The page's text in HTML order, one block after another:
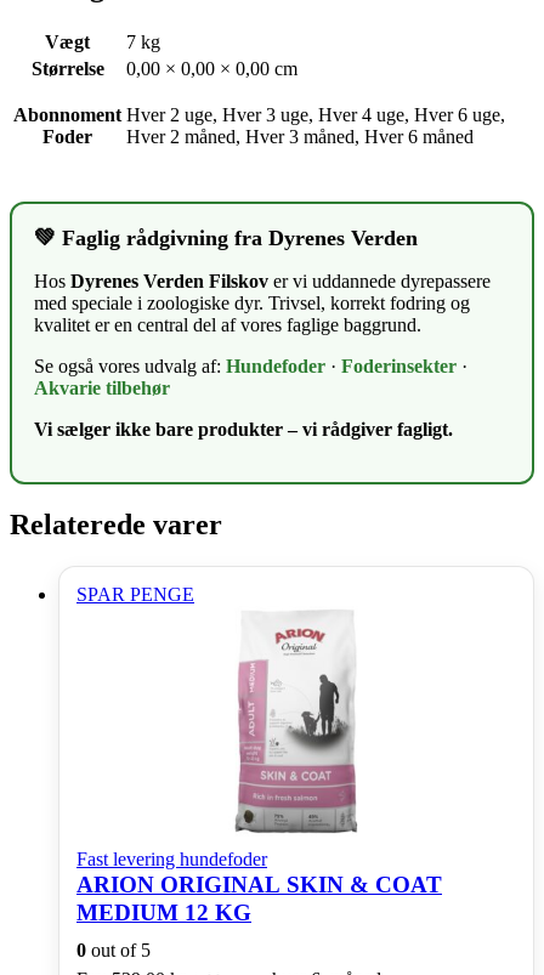
Vægt
7 kg
Størrelse
0,00 × 0,00 × 0,00 cm
Abonnoment
Foder
Hver 2 uge, Hver 3 uge, Hver 4 uge, Hver 6 uge,
Hver 2 måned, Hver 3 måned, Hver 6 måned
💚 Faglig rådgivning fra Dyrenes Verden
Hos Dyrenes Verden Filskov er vi uddannede dyrepassere
med speciale i zoologiske dyr. Trivsel, korrekt fodring og
kvalitet er en central del af vores faglige baggrund.
Se også vores udvalg af: Hundefoder · Foderinsekter ·
Akvarie tilbehør
Vi sælger ikke bare produkter – vi rådgiver fagligt.
Relaterede varer
SPAR PENGE
Fast levering hundefoder
ARION ORIGINAL SKIN & COAT
MEDIUM 12 KG
0 out of 5